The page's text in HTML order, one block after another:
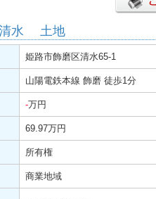
清水 土地
姫路市飾磨区清水65-1
山陽電鉄本線 飾磨 徒歩1分
-万円
69.97万円
所有権
商業地域